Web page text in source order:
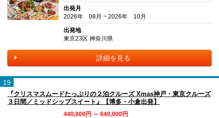
出発月
2026年 08月 ~ 2026年 10月
出発地
東京23区 神奈川県
詳細を見る
19
『クリスマスムードたっぷりの２泊クルーズ Xmas神戸・東京クルーズ
３日間／ミッドシップスイート』【博多・小倉出発】
440,000円 ～ 640,000円